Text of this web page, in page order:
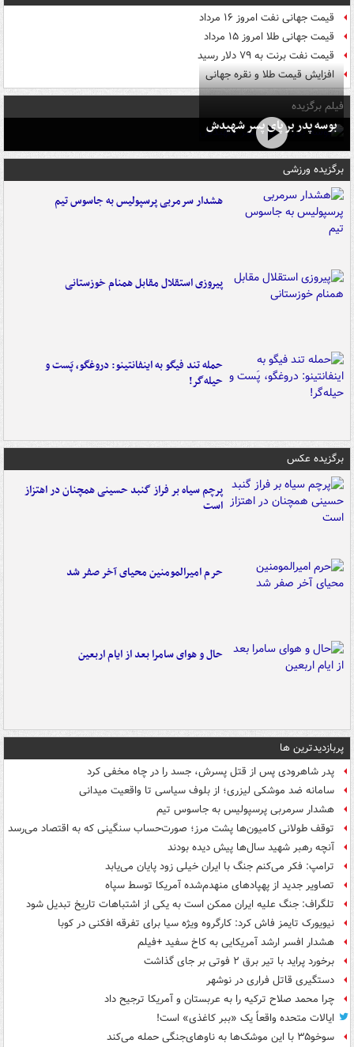
قیمت جهانی نفت امروز ۱۶ مرداد
قیمت جهانی طلا امروز ۱۵ مرداد
قیمت نفت برنت به ۷۹ دلار رسید
افزایش قیمت طلا و نقره جهانی
فیلم برگزیده
بوسه‌ پدر بر پای پسر شهیدش
برگزیده ورزشی
هشدار سرمربی پرسپولیس به جاسوس تیم
پیروزی استقلال مقابل همنام خوزستانی
حمله تند فیگو به اینفانتینو: دروغگو، پَست‌ و
حیله‌گر!
برگزیده عکس
پرچم سیاه بر فراز گنبد حسینی همچنان در اهتزاز
است
حرم امیرالمومنین محیای آخر صفر شد
حال و هوای سامرا بعد از ایام اربعین
پربازدیدترین ها
پدر شاهرودی پس از قتل پسرش، جسد را در چاه مخفی کرد
سامانه ضد موشکی لیزری؛ از بلوف سیاسی تا واقعیت میدانی
هشدار سرمربی پرسپولیس به جاسوس تیم
توقف طولانی کامیون‌ها پشت مرز؛ صورت‌حساب سنگینی که به اقتصاد می‌رسد
آنچه رهبر شهید سال‌ها پیش دیده بودند
ترامپ: فکر می‌کنم جنگ با ایران خیلی زود پایان می‌یابد
تصاویر جدید از پهپادهای منهدم‌شده آمریکا توسط سپاه
تلگراف: جنگ علیه ایران ممکن است به یکی از اشتباهات تاریخ تبدیل شود
نیویورک تایمز فاش کرد: کارگروه ویژه سیا برای تفرقه افکنی در کوبا
هشدار افسر ارشد آمریکایی به کاخ سفید +فیلم
برخورد پراید با تیر برق ۲ فوتی بر جای گذاشت
دستگیری قاتل فراری در نوشهر
چرا محمد صلاح ترکیه را به عربستان و آمریکا ترجیح داد
ایالات متحده واقعاً یک «ببر کاغذی» است!
سوخو۳۵ با این موشک‌ها به ناوهای‌جنگی حمله می‌کند